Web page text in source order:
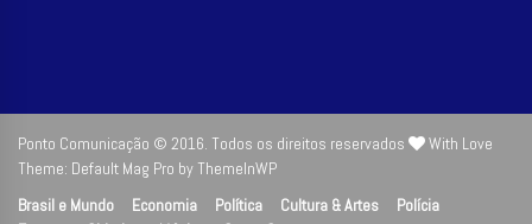
Ponto Comunicação © 2016. Todos os direitos reservados
With Love
Theme: Default Mag Pro by ThemeInWP
Brasil e Mundo
Economia Política Cultura & Artes
Polícia